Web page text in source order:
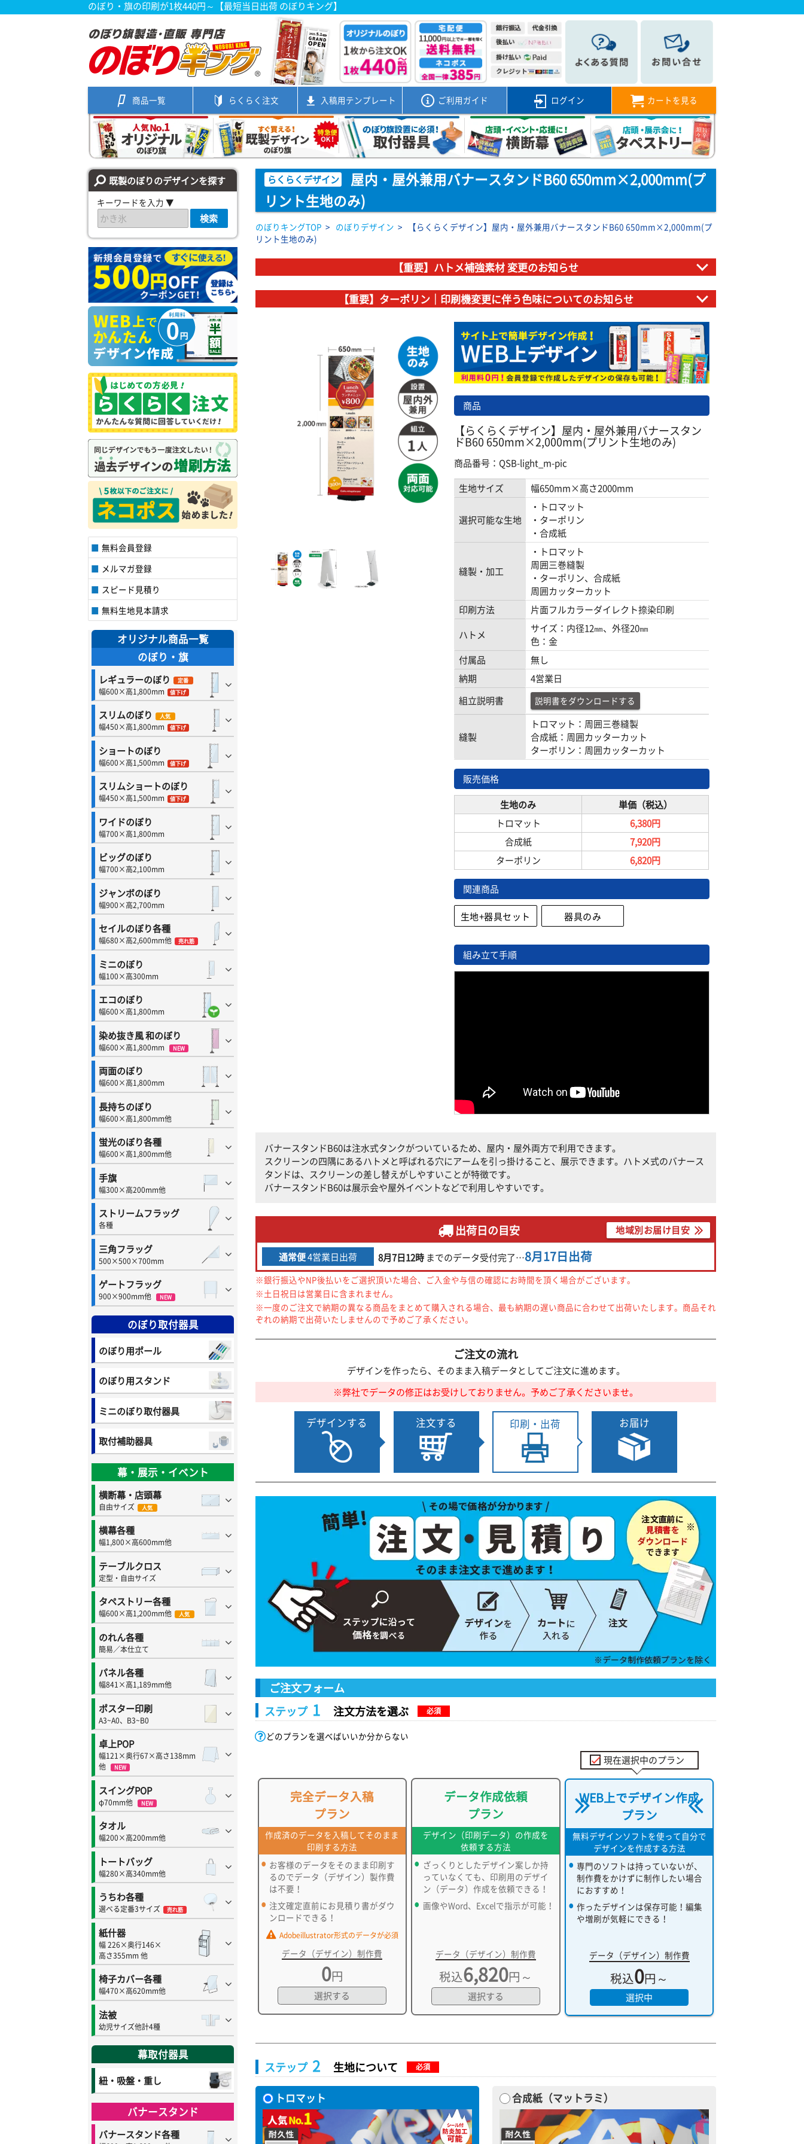
のぼり・旗の印刷が1枚440円～【最短当日出荷 のぼりキング】
商品一覧 らくらく注文 入稿用テンプレート ご利用ガイド ログイン カートを見る
既製のぼりのデザインを探す
キーワードを入力 ▼
検索
無料会員登録
メルマガ登録
スピード見積り
無料生地見本請求
オリジナル商品一覧
のぼり・旗
レギュラーのぼり 定番
幅600×高1,800mm 値下げ
スリムのぼり 人気
幅450×高1,800mm 値下げ
ショートのぼり
幅600×高1,500mm 値下げ
スリムショートのぼり
幅450×高1,500mm 値下げ
ワイドのぼり
幅700×高1,800mm
ビッグのぼり
幅700×高2,100mm
ジャンボのぼり
幅900×高2,700mm
セイルのぼり各種
幅680×高2,600mm他 売れ筋
ミニのぼり
幅100×高300mm
エコのぼり
幅600×高1,800mm
染め抜き風 和のぼり
幅600×高1,800mm NEW
両面のぼり
幅600×高1,800mm
長持ちのぼり
幅600×高1,800mm他
蛍光のぼり各種
幅600×高1,800mm他
手旗
幅300×高200mm他
ストリームフラッグ
各種
三角フラッグ
500×500×700mm
ゲートフラッグ
900×900mm他 NEW
のぼり取付器具
のぼり用ポール
のぼり用スタンド
ミニのぼり取付器具
取付補助器具
幕・展示・イベント
横断幕・店頭幕
自由サイズ 人気
横幕各種
幅1,800×高600mm他
テーブルクロス
定型・自由サイズ
タペストリー各種
幅600×高1,200mm他 人気
のれん各種
簡易／本仕立て
パネル各種
幅841×高1,189mm他
ポスター印刷
A3~A0、B3~B0
卓上POP
幅121×奥行67×高さ138mm
他
NEW
スイングPOP
φ70mm他 NEW
タオル
幅200×高200mm他
トートバッグ
幅280×高340mm他
うちわ各種
選べる定番3サイズ 売れ筋
紙什器
幅 226×奥行146×
高さ355mm 他
椅子カバー各種
幅470×高620mm他
法被
幼児サイズ他計4種
幕取付器具
紐・吸盤・重し
バナースタンド
バナースタンド各種
らくらくデザイン
屋内・屋外兼用バナースタンドB60 650mm×2,000mm(プ
リント生地のみ)
のぼりキングTOP > のぼりデザイン >
【らくらくデザイン】屋内・屋外兼用バナースタンドB60 650mm×2,000mm(プ
リント生地のみ)
【重要】ハトメ補強素材 変更のお知らせ
【重要】ターポリン｜印刷機変更に伴う色味についてのお知らせ
商品
【らくらくデザイン】屋内・屋外兼用バナースタン
ドB60 650mm×2,000mm(プリント生地のみ)
商品番号：QSB-light_m-pic
生地サイズ
幅650mm×高さ2000mm
選択可能な生地
・トロマット
・ターポリン
・合成紙
縫製・加工
・トロマット
周囲三巻縫製
・ターポリン、合成紙
周囲カッターカット
印刷方法
片面フルカラーダイレクト捺染印刷
ハトメ
サイズ：内径12㎜、外径20㎜
色：金
付属品
無し
納期
4営業日
組立説明書
説明書をダウンロードする
縫製
トロマット：周囲三巻縫製
合成紙：周囲カッターカット
ターポリン：周囲カッターカット
販売価格
生地のみ
単価（税込）
トロマット
6,380円
合成紙
7,920円
ターポリン
6,820円
関連商品
生地+器具セット 器具のみ
組み立て手順
バナースタンドB60は注水式タンクがついているため、屋内・屋外両方で利用できます。
スクリーンの四隅にあるハトメと呼ばれる穴にアームを引っ掛けること、展示できます。ハトメ式のバナース
タンドは、スクリーンの差し替えがしやすいことが特徴です。
バナースタンドB60は展示会や屋外イベントなどで利用しやすいです。
出荷日の目安 地域別お届け目安
通常便4営業日出荷 8月7日12時 までのデータ受付完了…8月17日出荷
※銀行振込やNP後払いをご選択頂いた場合、ご入金や与信の確認にお時間を頂く場合がございます。
※土日祝日は営業日に含まれません。
※一度のご注文で納期の異なる商品をまとめて購入される場合、最も納期の遅い商品に合わせて出荷いたします。商品それ
ぞれの納期で出荷いたしませんので予めご了承ください。
ご注文の流れ
デザインを作ったら、そのまま入稿データとしてご注文に進めます。
※弊社でデータの修正はお受けしておりません。予めご了承くださいませ。
デザインする 注文する 印刷・出荷 お届け
ご注文フォーム
ステップ 1 注文方法を選ぶ 必須
どのプランを選べばいいか分からない
完全データ入稿
プラン
作成済のデータを入稿してそのまま
印刷する方法
お客様のデータをそのまま印刷す
るのでデータ（デザイン）製作費
は不要！
注文確定直前にお見積り書がダウ
ンロードできる！
Adobeillustrator形式のデータが必須
データ（デザイン）制作費
0円
選択する
データ作成依頼
プラン
デザイン（印刷データ）の作成を
依頼する方法
ざっくりとしたデザイン案しか持
っていなくても、印刷用のデザイ
ン（データ）作成を依頼できる！
画像やWord、Excelで指示が可能！
データ（デザイン）制作費
税込6,820円～
選択する
現在選択中のプラン
WEB上でデザイン作成
プラン
無料デザインソフトを使って自分で
デザインを作成する方法
専門のソフトは持っていないが、
制作費をかけずに制作したい場合
におすすめ！
作ったデザインは保存可能！編集
や増刷が気軽にできる！
データ（デザイン）制作費
税込0円～
選択中
ステップ 2 生地について 必須
トロマット 合成紙（マットラミ）